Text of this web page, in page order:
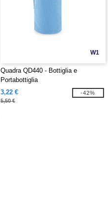
W1
Quadra QD440 - Bottiglia e
Portabottiglia
3,22 €
5,50 €
-42%